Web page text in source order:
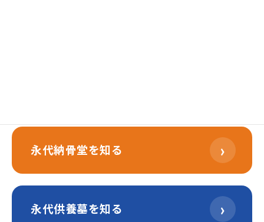
永代納骨堂を知る ›
永代供養墓を知る ›